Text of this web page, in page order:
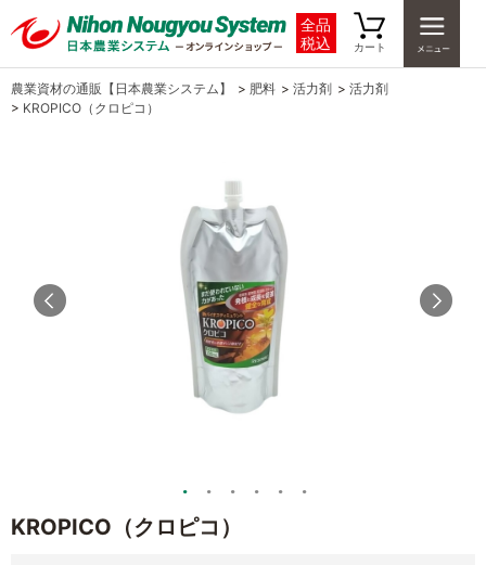
全品
税込
カート
農業資材の通販【日本農業システム】 > 肥料 > 活力剤 > 活力剤
> KROPICO（クロピコ）
KROPICO（クロピコ）